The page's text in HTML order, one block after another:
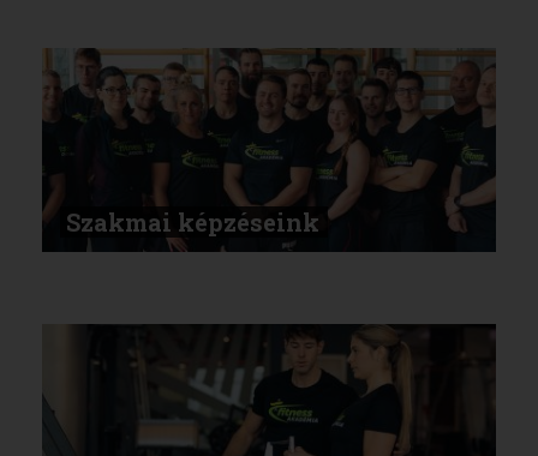
Szakmai képzéseink